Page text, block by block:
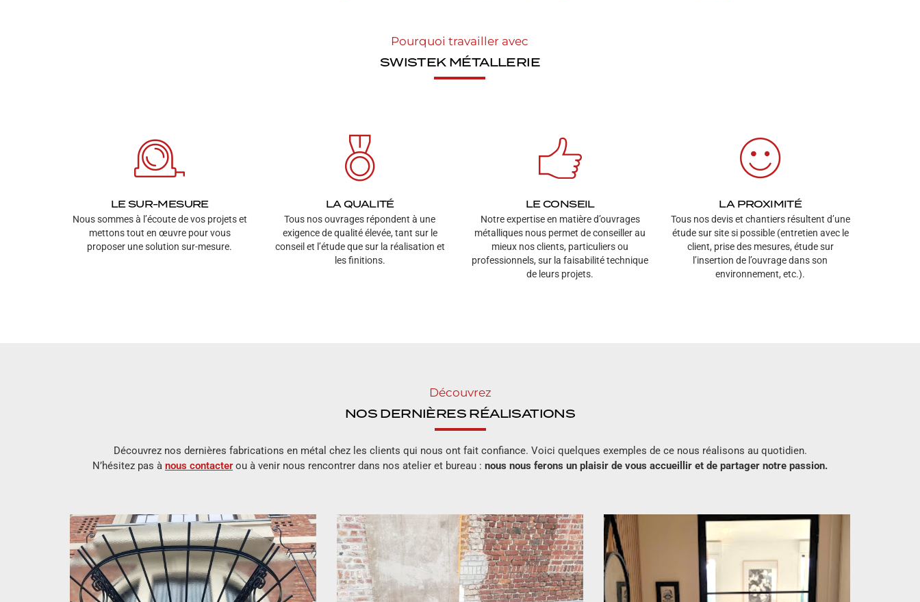
Pourquoi travailler avec
SWISTEK MÉTALLERIE
LE SUR-MESURE
Nous sommes à l’écoute de vos projets et
mettons tout en œuvre pour vous
proposer une solution sur-mesure.
LA QUALITÉ
Tous nos ouvrages répondent à une
exigence de qualité élevée, tant sur le
conseil et l’étude que sur la réalisation et
les finitions.
LE CONSEIL
Notre expertise en matière d’ouvrages
métalliques nous permet de conseiller au
mieux nos clients, particuliers ou
professionnels, sur la faisabilité technique
de leurs projets.
LA PROXIMITÉ
Tous nos devis et chantiers résultent d’une
étude sur site si possible (entretien avec le
client, prise des mesures, étude sur
l’insertion de l’ouvrage dans son
environnement, etc.).
Découvrez
NOS DERNIÈRES RÉALISATIONS
Découvrez nos dernières fabrications en métal chez les clients qui nous ont fait confiance. Voici quelques exemples de ce nous réalisons au quotidien.
N’hésitez pas à nous contacterou à venir nous rencontrer dans nos atelier et bureau : nous nous ferons un plaisir de vous accueillir et de partager notre passion.